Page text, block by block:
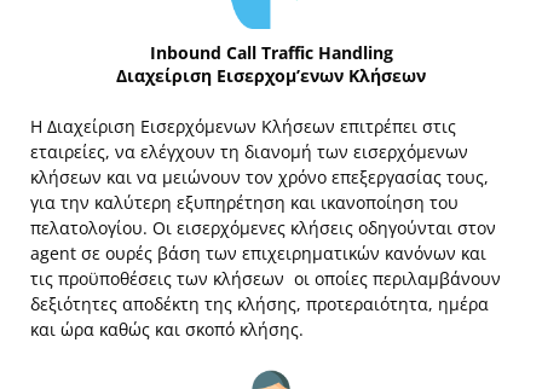
Inbound Call Traffic Handling
Διαχείριση Εισερχομ’ενων Κλήσεων
Η Διαχείριση Εισερχόμενων Κλήσεων επιτρέπει στις
εταιρείες, να ελέγχουν τη διανομή των εισερχόμενων
κλήσεων και να μειώνουν τον χρόνο επεξεργασίας τους,
για την καλύτερη εξυπηρέτηση και ικανοποίηση του
πελατολογίου. Οι εισερχόμενες κλήσεις οδηγούνται στον
agent σε ουρές βάση των επιχειρηματικών κανόνων και
τις προϋποθέσεις των κλήσεων οι οποίες περιλαμβάνουν
δεξιότητες αποδέκτη της κλήσης, προτεραιότητα, ημέρα
και ώρα καθώς και σκοπό κλήσης.